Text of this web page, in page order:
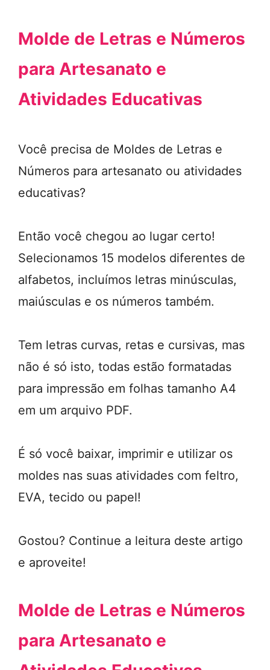
Molde de Letras e Números
para Artesanato e
Atividades Educativas
Você precisa de Moldes de Letras e
Números para artesanato ou atividades
educativas?
Então você chegou ao lugar certo!
Selecionamos 15 modelos diferentes de
alfabetos, incluímos letras minúsculas,
maiúsculas e os números também.
Tem letras curvas, retas e cursivas, mas
não é só isto, todas estão formatadas
para impressão em folhas tamanho A4
em um arquivo PDF.
É só você baixar, imprimir e utilizar os
moldes nas suas atividades com feltro,
EVA, tecido ou papel!
Gostou? Continue a leitura deste artigo
e aproveite!
Molde de Letras e Números
para Artesanato e